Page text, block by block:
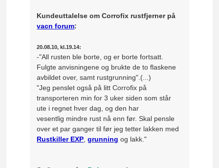
Kundeuttalelse om Corrofix rustfjerner på
vacn forum:
20.08.10, kl.19.14:
-"All rusten ble borte, og er borte fortsatt.
Fulgte anvisningene og brukte de to flaskene
avbildet over, samt rustgrunning".(...)
"Jeg penslet også på litt Corrofix på
transporteren min for 3 uker siden som står
ute i regnet hver dag, og den har
vesentlig mindre rust nå enn før. Skal pensle
over et par ganger til før jeg tetter lakken med
Rustkiller EXP,grunning og lakk."